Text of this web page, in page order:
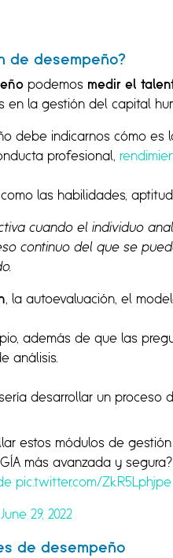
de desempeño?
podemos medir el
en la gestión del capital
debe indicarnos cómo
profesional,
las habilidades,
cuando el individuo
continuo del que se
, la autoevaluación, el
además de que las
análisis.
desarrollar un
estos módulos de
más avanzada y segura?
pic.twitter.com/ZkR5Lphjpe
June 29, 2022
de desempeño